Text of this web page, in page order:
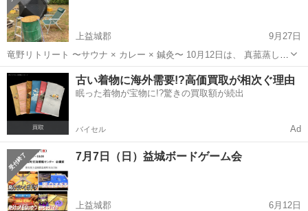
上益城郡
9月27日
竜野リトリート 〜サウナ × カレー × 鍼灸〜 10月12日は、 真菰蒸しサ
ウナと、キーマカレーをご用意。 真菰蒸しサウナの効果は 穢れ祓い
+ 優しい香りでリラックス そして、井戸水のドラム缶風呂...
熊本 上益城郡 地域/お祭り リトリート
古い着物に海外需要!?高価買取が相次ぐ理由
眠った着物が宝物に!?驚きの買取額が続出
バイセル Ad
7月7日（日）益城ボードゲーム会
上益城郡
6月12日